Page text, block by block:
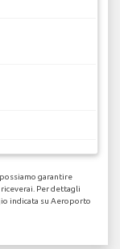
garantire
Per dettagli
indicata su Aeroporto